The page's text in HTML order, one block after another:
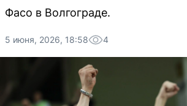
Фасо в Волгограде.
5 июня, 2026, 18:58 4